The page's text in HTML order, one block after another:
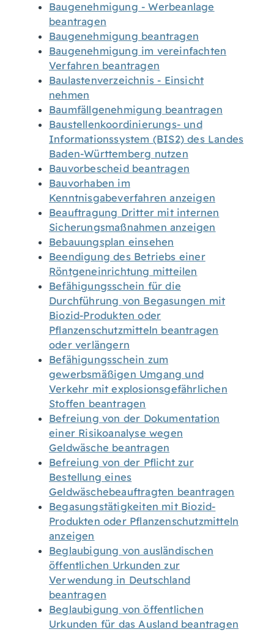
Baugenehmigung - Werbeanlage
beantragen
Baugenehmigung beantragen
Baugenehmigung im vereinfachten
Verfahren beantragen
Baulastenverzeichnis - Einsicht
nehmen
Baumfällgenehmigung beantragen
Baustellenkoordinierungs- und
Informationssystem (BIS2) des Landes
Baden-Württemberg nutzen
Bauvorbescheid beantragen
Bauvorhaben im
Kenntnisgabeverfahren anzeigen
Beauftragung Dritter mit internen
Sicherungsmaßnahmen anzeigen
Bebauungsplan einsehen
Beendigung des Betriebs einer
Röntgeneinrichtung mitteilen
Befähigungsschein für die
Durchführung von Begasungen mit
Biozid-Produkten oder
Pflanzenschutzmitteln beantragen
oder verlängern
Befähigungsschein zum
gewerbsmäßigen Umgang und
Verkehr mit explosionsgefährlichen
Stoffen beantragen
Befreiung von der Dokumentation
einer Risikoanalyse wegen
Geldwäsche beantragen
Befreiung von der Pflicht zur
Bestellung eines
Geldwäschebeauftragten beantragen
Begasungstätigkeiten mit Biozid-
Produkten oder Pflanzenschutzmitteln
anzeigen
Beglaubigung von ausländischen
öffentlichen Urkunden zur
Verwendung in Deutschland
beantragen
Beglaubigung von öffentlichen
Urkunden für das Ausland beantragen